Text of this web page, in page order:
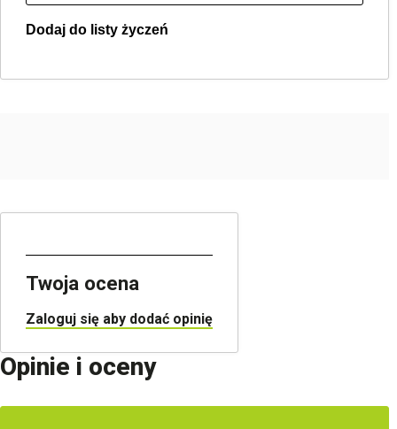
Jeden produkt
Dodaj do listy życzeń
Twoja ocena
Zaloguj się aby dodać opinię
Opinie i oceny